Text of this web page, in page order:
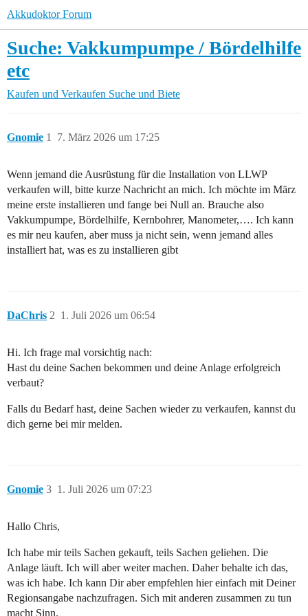
Akkudoktor Forum
Suche: Vakkumpumpe / Bördelhilfe
etc
Kaufen und Verkaufen Suche und Biete
Gnomie 7. März 2026 um 17:25
1
Wenn jemand die Ausrüstung für die Installation von LLWP
verkaufen will, bitte kurze Nachricht an mich. Ich möchte im März
meine erste installieren und fange bei Null an. Brauche also
Vakkumpumpe, Bördelhilfe, Kernbohrer, Manometer,…. Ich kann
es mir neu kaufen, aber muss ja nicht sein, wenn jemand alles
installiert hat, was es zu installieren gibt
DaChris 1. Juli 2026 um 06:54
2
Hi. Ich frage mal vorsichtig nach:
Hast du deine Sachen bekommen und deine Anlage erfolgreich
verbaut?
Falls du Bedarf hast, deine Sachen wieder zu verkaufen, kannst du
dich gerne bei mir melden.
Gnomie 1. Juli 2026 um 07:23
3
Hallo Chris,
Ich habe mir teils Sachen gekauft, teils Sachen geliehen. Die
Anlage läuft. Ich will aber weiter machen. Daher behalte ich das,
was ich habe. Ich kann Dir aber empfehlen hier einfach mit Deiner
Regionsangabe nachzufragen. Sich mit anderen zusammen zu tun
macht Sinn.